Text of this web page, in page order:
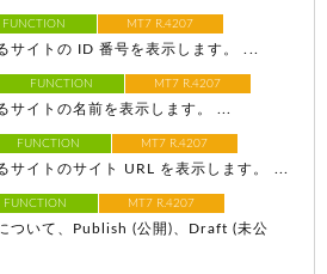
FUNCTION MT7 R.4207
サイトの ID 番号を表示します。 ...
FUNCTION MT7 R.4207
サイトの名前を表示します。 ...
FUNCTION MT7 R.4207
サイトのサイト URL を表示します。 ...
FUNCTION MT7 R.4207
ついて、Publish (公開)、Draft (未公